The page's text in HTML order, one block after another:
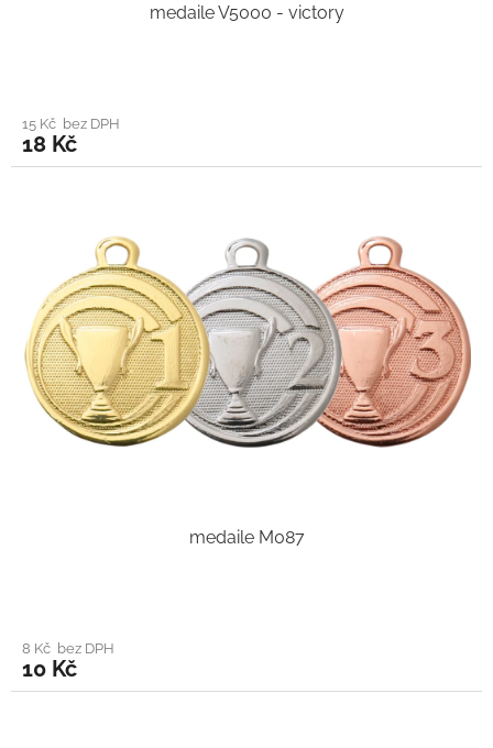
medaile V5000 - victory
15 Kč bez DPH
18 Kč
medaile M087
8 Kč bez DPH
10 Kč